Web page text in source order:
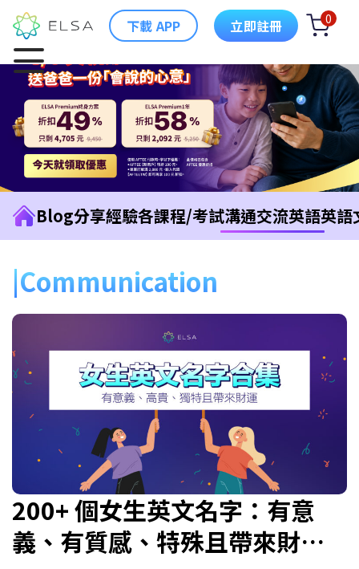
下載 APP 立即註冊 0
Blog分享經驗各課程/考試溝通交流英語英語
Communication
200+ 個女生英文名字：有意
義、有質感、特殊且帶來財